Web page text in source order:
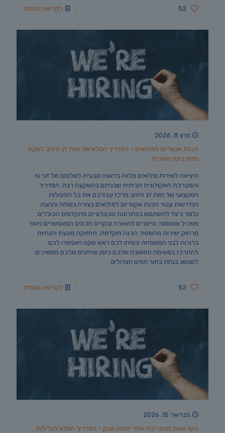
52 לקריאה נוספת
מרץ 8, 2026
הכנת אקווריום למילואים – המדריך המלא של חוות דג הזהב לשקט
נפשי בזמן השירות
היציאה לשירות מילואים מלווה בדאגה טבעית לשלומם של דגי נוי
והמערכת האקולוגית הביתית שבניתם בהשקעה רבה. המדריך
המקצועי של חוות דג הזהב מרכז עבורכם את כל הפעולות
הנדרשות עבור הכנת אקווריום למילואים בצורה בטוחה ורגועה.
נלמד כיצד להשתמש בפתרונות טכנולוגיים מתקדמים הכוללים
מאכיל אוטומטי, טיימרים לתאורה ובקרים חכמים המאפשרים ניטור
מרחוק ישירות מהשטח. הכנה מוקדמת, תחזוקה מונעת והנחיות
ברורות לבני המשפחה יבטיחו לכם ראש שקט ויאפשרו לכם
להתרכז במשימה החשובה שלכם בזמן שהדגים שלכם ממשיכים
לשגשג בנחת בתוך המים הצלולים.
52 לקריאה נוספת
פברואר 15, 2026
ניקוי אצות מהבריכה אחרי סופת אבק – המדריך המלא לצלילות